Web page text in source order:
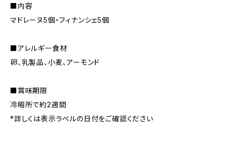
■内容
マドレーヌ5個・フィナンシェ5個
■アレルギー食材
卵、乳製品、小麦、アーモンド
■賞味期限
冷暗所で約2週間
*詳しくは表示ラベルの日付をご確認ください